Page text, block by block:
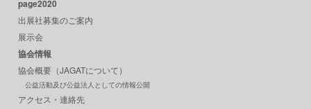
page2020
出展社募集のご案内
展示会
協会情報
協会概要（JAGATについて）
公益活動及び公益法人としての情報公開
アクセス・連絡先